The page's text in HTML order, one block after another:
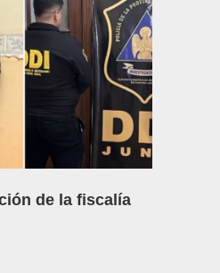
de la fiscalía